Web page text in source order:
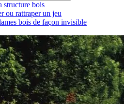
structure bois
ou rattraper un jeu
bois de façon invisible